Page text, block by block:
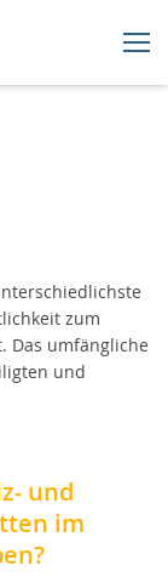
zum
Das umfängliche
und
und
im